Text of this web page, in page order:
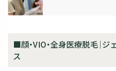
■顔・VIO・全身医療脱毛｜
ス